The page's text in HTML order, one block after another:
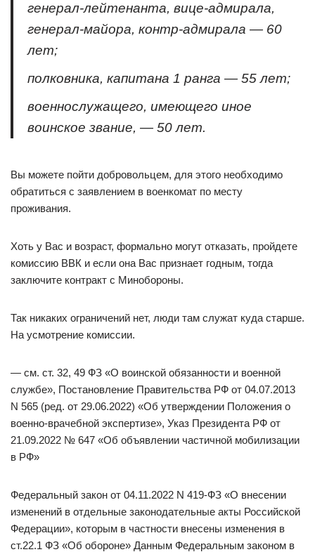
генерал-лейтенанта, вице-адмирала,
генерал-майора, контр-адмирала — 60
лет;
полковника, капитана 1 ранга — 55 лет;
военнослужащего, имеющего иное
воинское звание, — 50 лет.
Вы можете пойти добровольцем, для этого необходимо
обратиться с заявлением в военкомат по месту
проживания.
Хоть у Вас и возраст, формально могут отказать, пройдете
комиссию ВВК и если она Вас признает годным, тогда
заключите контракт с Минобороны.
Так никаких ограничений нет, люди там служат куда старше.
На усмотрение комиссии.
— см. ст. 32, 49 ФЗ «О воинской обязанности и военной
службе», Постановление Правительства РФ от 04.07.2013
N 565 (ред. от 29.06.2022) «Об утверждении Положения о
военно-врачебной экспертизе», Указ Президента РФ от
21.09.2022 № 647 «Об объявлении частичной мобилизации
в РФ»
Федеральный закон от 04.11.2022 N 419-ФЗ «О внесении
изменений в отдельные законодательные акты Российской
Федерации», которым в частности внесены изменения в
ст.22.1 ФЗ «Об обороне» Данным Федеральным законом в